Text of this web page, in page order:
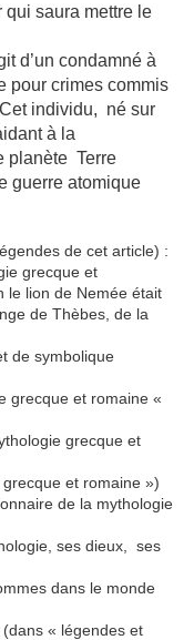
saura mettre le
d’un condamné à
pour crimes commis
individu, né sur
à la
planète Terre
guerre atomique
de cet article) :
grecque et
le lion de Nemée était
de Thèbes, de la
de symbolique
grecque et romaine «
grecque et
et romaine »)
de la mythologie
ses dieux, ses
dans le monde
« légendes et